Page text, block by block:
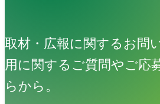
取材・広報に関するお問
用に関するご質問やご応
らから。